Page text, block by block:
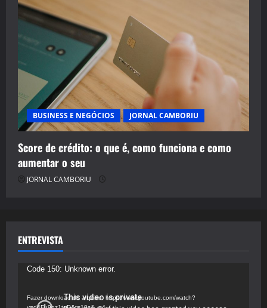
BUSINESS E NEGÓCIOS JORNAL CAMBORIU
Score de crédito: o que é, como funciona e como
aumentar o seu
JORNAL CAMBORIU
ENTREVISTA
Tocador
vídeo
Code 150: Unknown error.
Fazer download do arquivo: https://www.youtube.com/watch?